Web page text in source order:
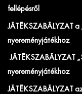
fellépésről
JÁTÉKSZABÁLYZAT
nyereményjátékhoz
JÁTÉKSZABÁLYZAT
nyereményjátékhoz
JÁTÉKSZABÁLYZAT